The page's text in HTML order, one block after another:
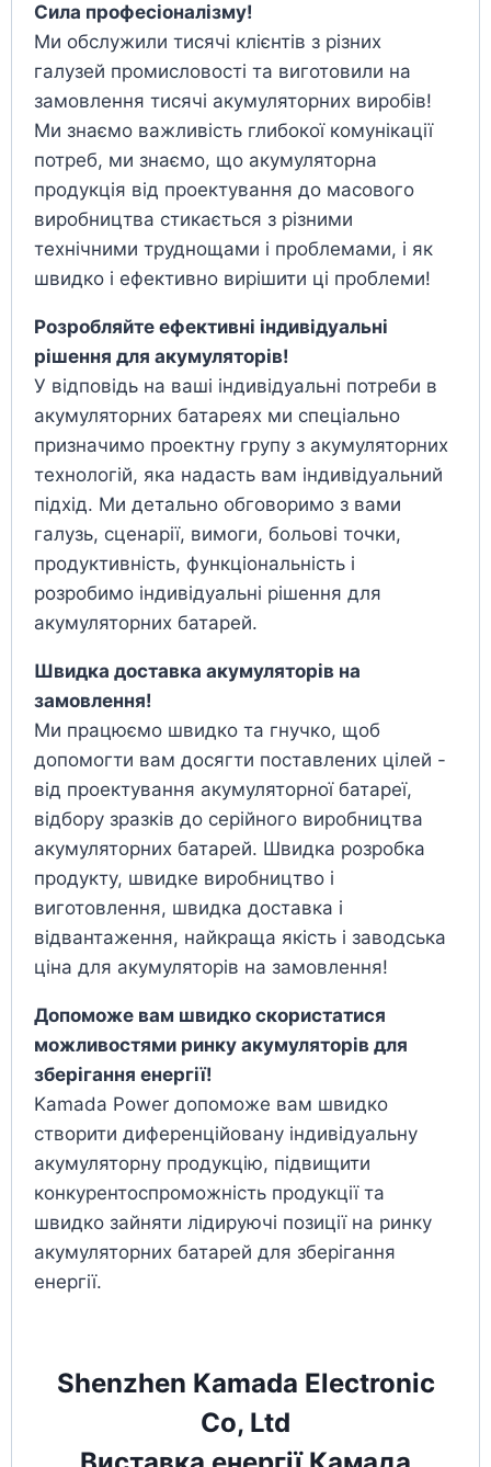
Сила професіоналізму!
Ми обслужили тисячі клієнтів з різних
галузей промисловості та виготовили на
замовлення тисячі акумуляторних виробів!
Ми знаємо важливість глибокої комунікації
потреб, ми знаємо, що акумуляторна
продукція від проектування до масового
виробництва стикається з різними
технічними труднощами і проблемами, і як
швидко і ефективно вирішити ці проблеми!
Розробляйте ефективні індивідуальні
рішення для акумуляторів!
У відповідь на ваші індивідуальні потреби в
акумуляторних батареях ми спеціально
призначимо проектну групу з акумуляторних
технологій, яка надасть вам індивідуальний
підхід. Ми детально обговоримо з вами
галузь, сценарії, вимоги, больові точки,
продуктивність, функціональність і
розробимо індивідуальні рішення для
акумуляторних батарей.
Швидка доставка акумуляторів на
замовлення!
Ми працюємо швидко та гнучко, щоб
допомогти вам досягти поставлених цілей -
від проектування акумуляторної батареї,
відбору зразків до серійного виробництва
акумуляторних батарей. Швидка розробка
продукту, швидке виробництво і
виготовлення, швидка доставка і
відвантаження, найкраща якість і заводська
ціна для акумуляторів на замовлення!
Допоможе вам швидко скористатися
можливостями ринку акумуляторів для
зберігання енергії!
Kamada Power допоможе вам швидко
створити диференційовану індивідуальну
акумуляторну продукцію, підвищити
конкурентоспроможність продукції та
швидко зайняти лідируючі позиції на ринку
акумуляторних батарей для зберігання
енергії.
Shenzhen Kamada Electronic
Co, Ltd